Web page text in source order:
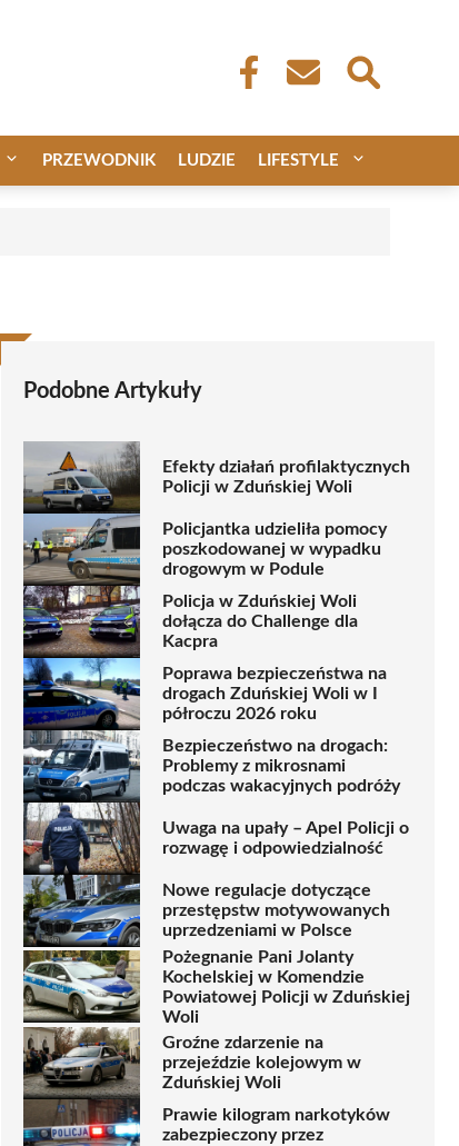
PRZEWODNIK LUDZIE LIFESTYLE
Podobne Artykuły
Efekty działań profilaktycznych
Policji w Zduńskiej Woli
Policjantka udzieliła pomocy
poszkodowanej w wypadku
drogowym w Podule
Policja w Zduńskiej Woli
dołącza do Challenge dla
Kacpra
Poprawa bezpieczeństwa na
drogach Zduńskiej Woli w I
półroczu 2026 roku
Bezpieczeństwo na drogach:
Problemy z mikrosnami
podczas wakacyjnych podróży
Uwaga na upały – Apel Policji o
rozwagę i odpowiedzialność
Nowe regulacje dotyczące
przestępstw motywowanych
uprzedzeniami w Polsce
Pożegnanie Pani Jolanty
Kochelskiej w Komendzie
Powiatowej Policji w Zduńskiej
Woli
Groźne zdarzenie na
przejeździe kolejowym w
Zduńskiej Woli
Prawie kilogram narkotyków
zabezpieczony przez